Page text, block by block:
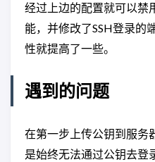
经过上边的配置就可以禁
能，并修改了SSH登录的
性就提高了一些。
遇到的问题
在第一步上传公钥到服务
是始终无法通过公钥去登